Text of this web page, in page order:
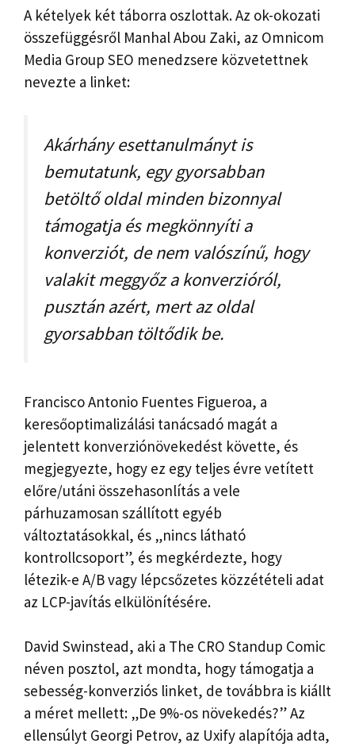
A kételyek két táborra oszlottak. Az ok-okozati
összefüggésről Manhal Abou Zaki, az Omnicom
Media Group SEO menedzsere közvetettnek
nevezte a linket:
Akárhány esettanulmányt is
bemutatunk, egy gyorsabban
betöltő oldal minden bizonnyal
támogatja és megkönnyíti a
konverziót, de nem valószínű, hogy
valakit meggyőz a konverzióról,
pusztán azért, mert az oldal
gyorsabban töltődik be.
Francisco Antonio Fuentes Figueroa, a
keresőoptimalizálási tanácsadó magát a
jelentett konverziónövekedést követte, és
megjegyezte, hogy ez egy teljes évre vetített
előre/utáni összehasonlítás a vele
párhuzamosan szállított egyéb
változtatásokkal, és „nincs látható
kontrollcsoport”, és megkérdezte, hogy
létezik-e A/B vagy lépcsőzetes közzétételi adat
az LCP-javítás elkülönítésére.
David Swinstead, aki a The CRO Standup Comic
néven posztol, azt mondta, hogy támogatja a
sebesség-konverziós linket, de továbbra is kiállt
a méret mellett: „De 9%-os növekedés?” Az
ellensúlyt Georgi Petrov, az Uxify alapítója adta,